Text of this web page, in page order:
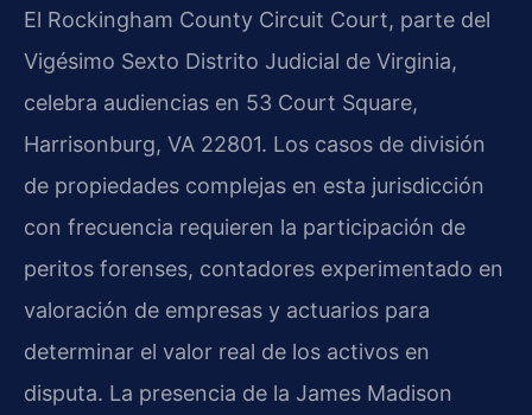
El Rockingham County Circuit Court, parte del
Vigésimo Sexto Distrito Judicial de Virginia,
celebra audiencias en 53 Court Square,
Harrisonburg, VA 22801. Los casos de división
de propiedades complejas en esta jurisdicción
con frecuencia requieren la participación de
peritos forenses, contadores experimentado en
valoración de empresas y actuarios para
determinar el valor real de los activos en
disputa. La presencia de la James Madison